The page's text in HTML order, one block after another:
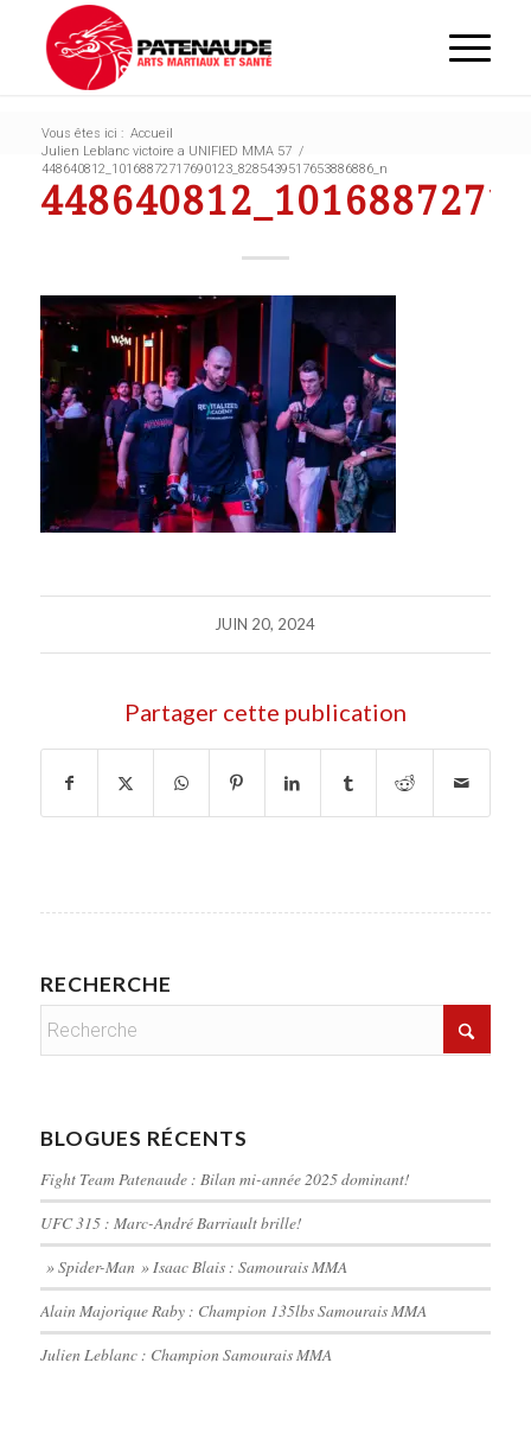
Vous êtes ici : Accueil
Julien Leblanc victoire a UNIFIED MMA 57 /
448640812_10168872717690123_8285439517653886886_n
JUIN 20, 2024
Partager cette publication
RECHERCHE
BLOGUES RÉCENTS
Fight Team Patenaude : Bilan mi-année 2025 dominant!
UFC 315 : Marc-André Barriault brille!
» Spider-Man » Isaac Blais : Samourais MMA
Alain Majorique Raby : Champion 135lbs Samourais MMA
Julien Leblanc : Champion Samourais MMA